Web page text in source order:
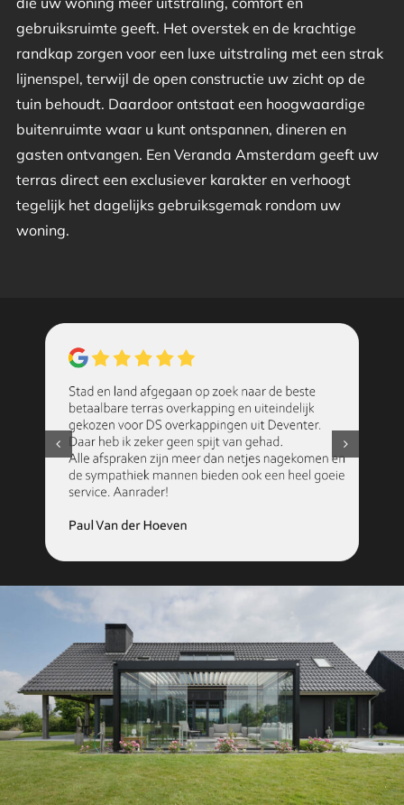
gebruiksruimte geeft. Het overstek en de krachtige
randkap zorgen voor een luxe uitstraling met een strak
lijnenspel, terwijl de open constructie uw zicht op de
tuin behoudt. Daardoor ontstaat een hoogwaardige
buitenruimte waar u kunt ontspannen, dineren en
gasten ontvangen. Een Veranda Amsterdam geeft uw
terras direct een exclusiever karakter en verhoogt
tegelijk het dagelijks gebruiksgemak rondom uw
woning.